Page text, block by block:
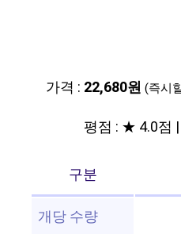
가격 : 22,680원 (즉시
평점 : ★ 4.0점
구분
개당 수량